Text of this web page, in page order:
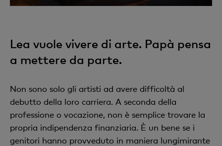
Lea vuole vivere di arte. Papà pensa
a mettere da parte.
Non sono solo gli artisti ad avere difficoltà al
debutto della loro carriera. A seconda della
professione o vocazione, non è semplice trovare la
propria indipendenza finanziaria. È un bene se i
genitori hanno provveduto in maniera lungimirante